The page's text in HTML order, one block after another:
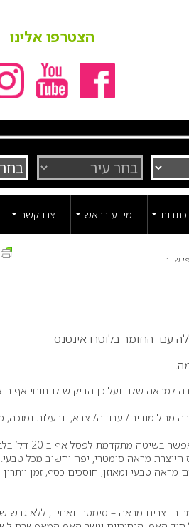
הצטרפו אלינו
כתבות מידע בראש צרו קשר
ש…:
עם החומר בלוטרו אינטנס
למראה שלנו ועל כן הביקוש לניתוחי אף
מהלימודים/ עבודה/ צבא, ובעלות נמוכה,
רשת האסתטיקה אמריקן לייזר מציעה טיפול חדשני אשר מאפשר בשיטה
היוצרת מראה סימטרי, יפה וחשוב מכל טבעי.
טבעי ומאוזן, חוסכים כסף, זמן ויתרון
היוצרים מראה – סימטרי ואחיד, ללא